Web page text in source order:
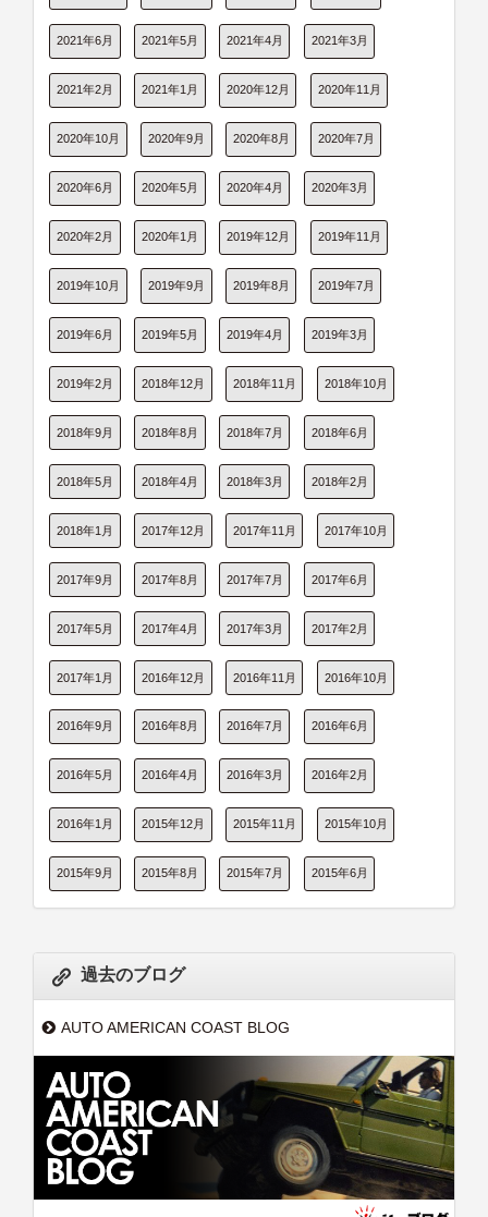
2021年6月 2021年5月 2021年4月 2021年3月
2021年2月 2021年1月 2020年12月 2020年11月
2020年10月 2020年9月 2020年8月 2020年7月
2020年6月 2020年5月 2020年4月 2020年3月
2020年2月 2020年1月 2019年12月 2019年11月
2019年10月 2019年9月 2019年8月 2019年7月
2019年6月 2019年5月 2019年4月 2019年3月
2019年2月 2018年12月 2018年11月 2018年10月
2018年9月 2018年8月 2018年7月 2018年6月
2018年5月 2018年4月 2018年3月 2018年2月
2018年1月 2017年12月 2017年11月 2017年10月
2017年9月 2017年8月 2017年7月 2017年6月
2017年5月 2017年4月 2017年3月 2017年2月
2017年1月 2016年12月 2016年11月 2016年10月
2016年9月 2016年8月 2016年7月 2016年6月
2016年5月 2016年4月 2016年3月 2016年2月
2016年1月 2015年12月 2015年11月 2015年10月
2015年9月 2015年8月 2015年7月 2015年6月
過去のブログ
AUTO AMERICAN COAST BLOG